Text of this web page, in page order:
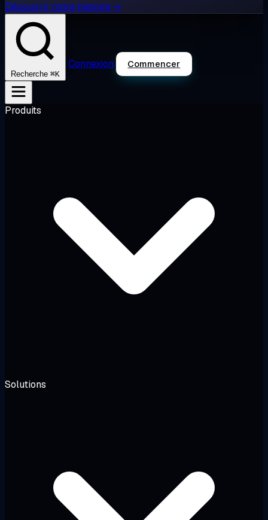
Découvrir notre histoire →
Recherche ⌘K
Connexion Commencer
Produits
Solutions